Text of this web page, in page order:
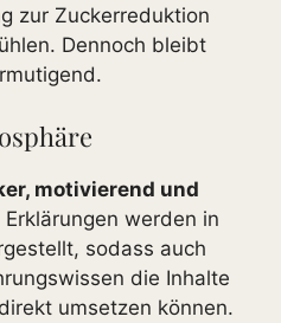
zur Zuckerreduktion
Dennoch bleibt
motivierend und
Erklärungen werden in
sodass auch
die Inhalte
umsetzen können.